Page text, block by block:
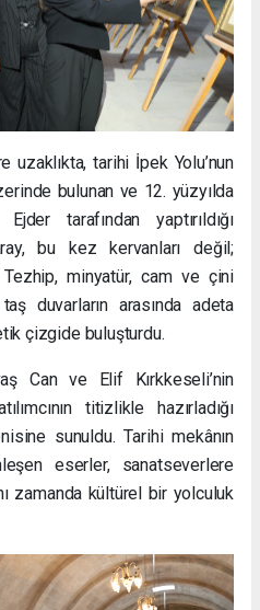
uzaklıkta, tarihi İpek Yolu’nun
bulunan ve 12. yüzyılda
tarafından yaptırıldığı
bu kez kervanları değil;
Tezhip, minyatür, cam ve çini
duvarların arasında adeta
çizgide buluşturdu.
Can ve Elif Kırkkeseli’nin
titizlikle hazırladığı
sunuldu. Tarihi mekânın
eserler, sanatseverlere
zamanda kültürel bir yolculuk